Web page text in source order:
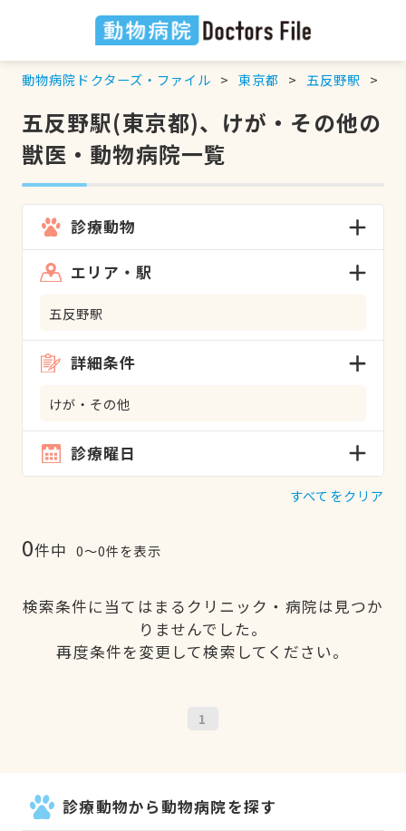
動物病院ドクターズ・ファイル 東京都 五反野駅
五反野駅(東京都)、けが・その他の
獣医・動物病院一覧
診療動物
エリア・駅
五反野駅
詳細条件
けが・その他
診療曜日
すべてをクリア
0件中 0〜0件を表示
検索条件に当てはまるクリニック・病院は見つか
りませんでした。
再度条件を変更して検索してください。
1
診療動物から動物病院を探す